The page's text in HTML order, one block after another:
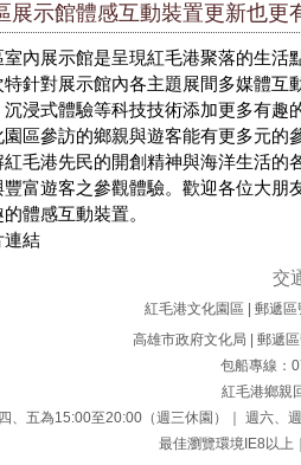
展示館體感互動裝置更新也更
室內展示館是呈現紅毛港聚落的生活
特針對展示館內各主題展間多媒體互
沉浸式體驗等科技技術添加更多有趣
園區參訪的鄉親與遊客能有更多元的
紅毛港先民的開創精神與海洋生活的
豐富遊客之參觀體驗。歡迎各位大朋
體感互動裝置。
連結
交
紅毛港文化園區 | 郵遞
高雄市政府文化局 | 郵遞
包船專線：
紅毛港鄉親
、五為15:00至20:00（週三休園）｜ 週六、
最佳瀏覽環境IE8以上